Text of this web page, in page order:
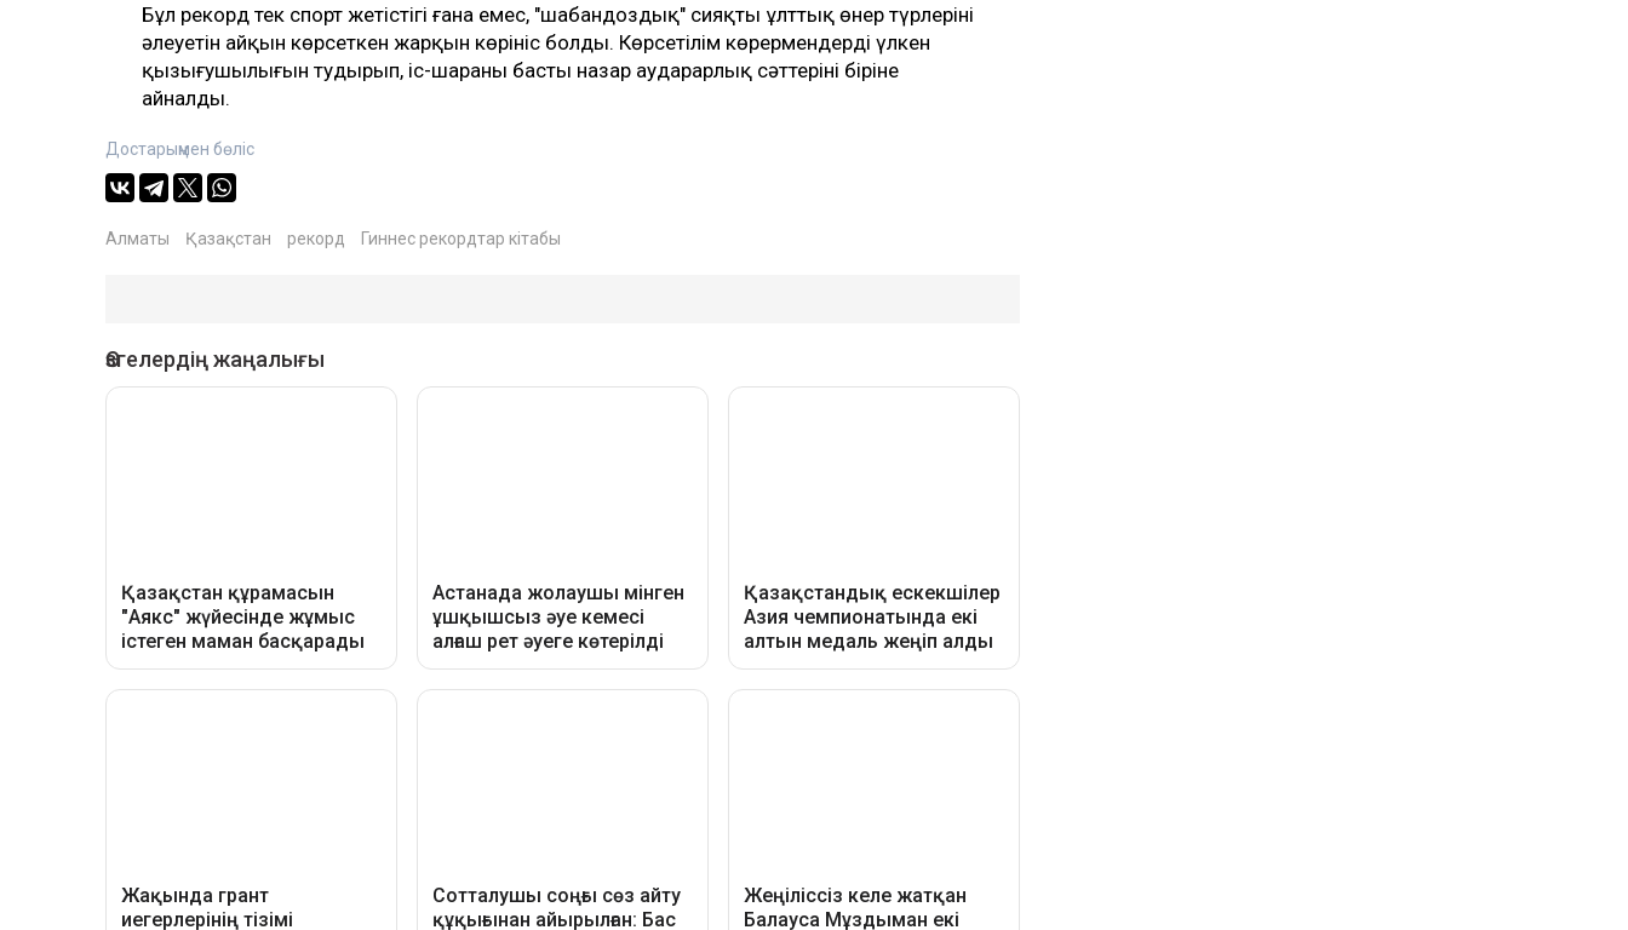
Бұл рекорд тек спорт жетістігі ғана емес, "шабандоздық" сияқты ұлттық өнер түрлерінің
әлеуетін айқын көрсеткен жарқын көрініс болды. Көрсетілім көрермендердің үлкен
қызығушылығын тудырып, іс-шараның басты назар аударарлық сәттерінің біріне
айналды.
Достарыңмен бөліс
Алматы Қазақстан рекорд Гиннес рекордтар кітабы